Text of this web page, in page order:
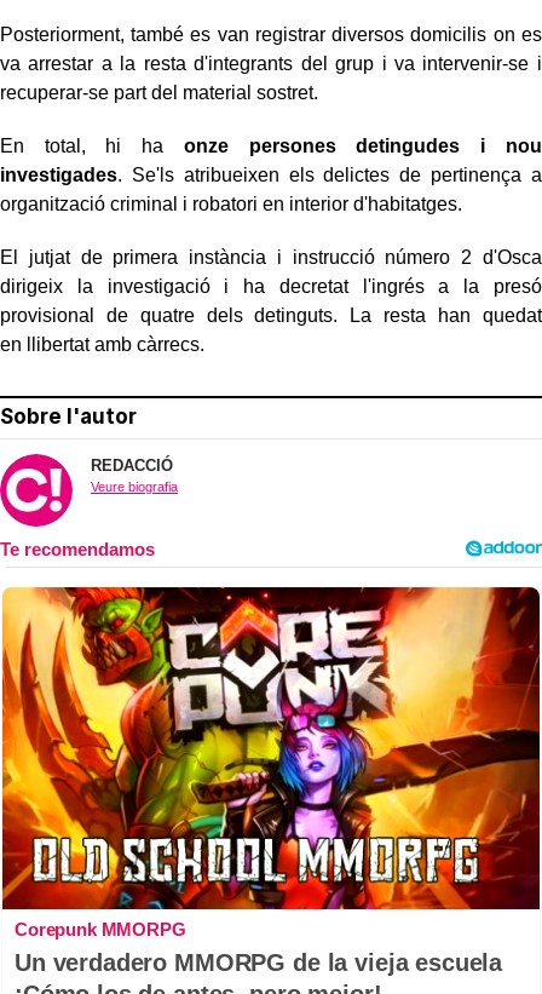
Posteriorment, també es van registrar diversos domicilis on es
va arrestar a la resta d'integrants del grup i va intervenir-se i
recuperar-se part del material sostret.
En total, hi ha onze persones detingudes i nou
investigades. Se'ls atribueixen els delictes de pertinença a
organització criminal i robatori en interior d'habitatges.
El jutjat de primera instància i instrucció número 2 d'Osca
dirigeix la investigació i ha decretat l'ingrés a la presó
provisional de quatre dels detinguts. La resta han quedat
en llibertat amb càrrecs.
Sobre l'autor
REDACCIÓ
Veure biografia
Corepunk MMORPG
Un verdadero MMORPG de la vieja escuela